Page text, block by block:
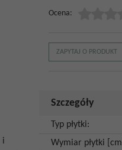
Ocena:
ZAPYTAJ O PRODUKT
i
Szczegóły
Typ płytki:
Wymiar płytki [cm]